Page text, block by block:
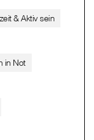
& Aktiv sein
in Not